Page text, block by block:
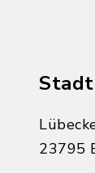
23795